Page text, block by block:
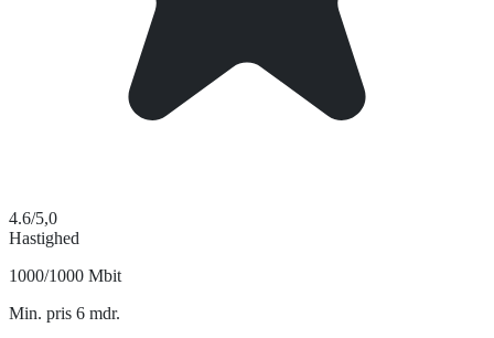
4.6/5,0
Hastighed
1000/1000 Mbit
Min. pris 6 mdr.